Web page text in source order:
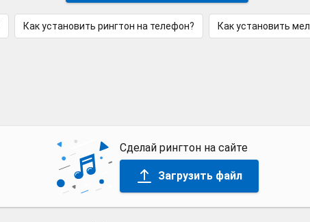
Как установить рингтон на телефон? Как установить
Сделай рингтон на сайте
Загрузить файл